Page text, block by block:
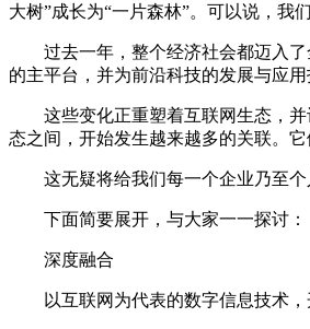
大树”成长为“一片森林”。可以说，我
过去一年，整个经济社会都迈入了
的主平台，并为前沿科技的发展与应
这些变化正重塑着互联网生态，并
态之间，开始发生越来越多的关联。
这无疑将给我们每一个企业乃至个
下面简要展开，与大家一一探讨：
深度融合
以互联网为代表的数字信息技术，